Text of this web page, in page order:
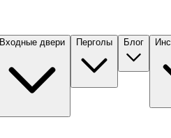
Входные двери Перголы Блог